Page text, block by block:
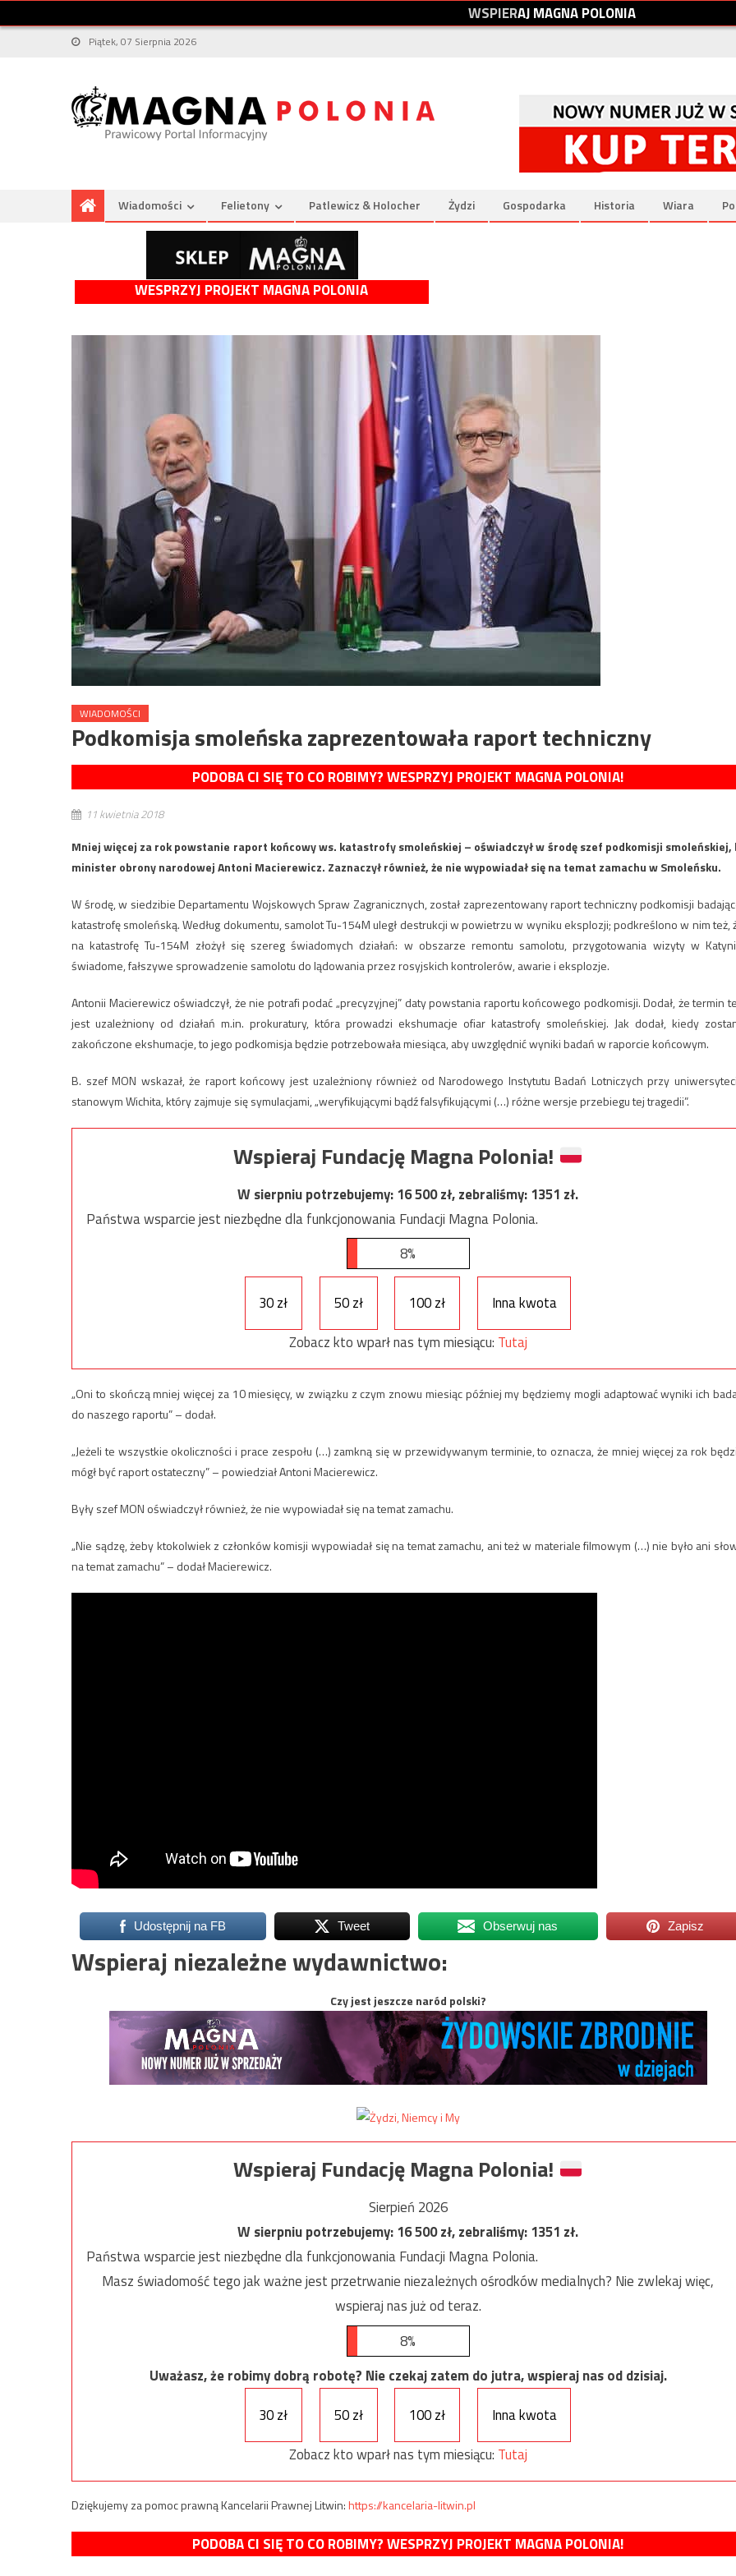
WSPIERAJMAGNAPOLONIA
Piątek, 07 Sierpnia 2026
Wiadomości Felietony Patlewicz & Holocher Żydzi Gospodarka Historia Wiara
WESPRZYJ PROJEKT MAGNA POLONIA
WIADOMOŚCI
Podkomisja smoleńska zaprezentowała raport techniczny
PODOBA CI SIĘ TO CO ROBIMY? WESPRZYJ PROJEKT MAGNA POLONIA!
11 kwietnia 2018
Mniej więcej za rok powstanie raport końcowy ws. katastrofy smoleńskiej – oświadczył w środę szef podkomisji smoleńskiej,
minister obrony narodowej Antoni Macierewicz. Zaznaczył również, że nie wypowiadał się na temat zamachu w Smoleńsku.
W środę, w siedzibie Departamentu Wojskowych Spraw Zagranicznych, został zaprezentowany raport techniczny podkomisji
katastrofę smoleńską. Według dokumentu, samolot Tu-154M uległ destrukcji w powietrzu w wyniku eksplozji; podkreślono w nim też,
na katastrofę Tu-154M złożył się szereg świadomych działań: w obszarze remontu samolotu, przygotowania wizyty w
świadome, fałszywe sprowadzenie samolotu do lądowania przez rosyjskich kontrolerów, awarie i eksplozje.
Antonii Macierewicz oświadczył, że nie potrafi podać „precyzyjnej” daty powstania raportu końcowego podkomisji. Dodał, że termin
jest uzależniony od działań m.in. prokuratury, która prowadzi ekshumacje ofiar katastrofy smoleńskiej. Jak dodał, kiedy
zakończone ekshumacje, to jego podkomisja będzie potrzebowała miesiąca, aby uwzględnić wyniki badań w raporcie końcowym.
B. szef MON wskazał, że raport końcowy jest uzależniony również od Narodowego Instytutu Badań Lotniczych przy
stanowym Wichita, który zajmuje się symulacjami, „weryfikującymi bądź falsyfikującymi (…) różne wersje przebiegu tej tragedii”.
Wspieraj Fundację Magna Polonia!
W sierpniu potrzebujemy:16 500zł, zebraliśmy:1351 zł.
Państwa wsparcie jest niezbędne dla funkcjonowania Fundacji Magna Polonia.
8%
30 zł 50 zł 100 zł
Inna kwota
Zobacz kto wparł nas tym miesiącu: Tutaj
„Oni to skończą mniej więcej za 10 miesięcy, w związku z czym znowu miesiąc później my będziemy mogli adaptować wyniki ich
do naszego raportu” – dodał.
„Jeżeli te wszystkie okoliczności i prace zespołu (…) zamkną się w przewidywanym terminie, to oznacza, że mniej więcej za rok
mógł być raport ostateczny” – powiedział Antoni Macierewicz.
Były szef MON oświadczył również, że nie wypowiadał się na temat zamachu.
„Nie sądzę, żeby ktokolwiek z członków komisji wypowiadał się na temat zamachu, ani też w materiale filmowym (…) nie było ani
na temat zamachu” – dodał Macierewicz.
Udostępnij na FB Tweet Obserwuj nas Zapisz
Wspieraj niezależne wydawnictwo:
Czy jest jeszcze naród polski?
Wspieraj Fundację Magna Polonia!
Sierpień 2026
W sierpniu potrzebujemy:16 500zł, zebraliśmy:1351 zł.
Państwa wsparcie jest niezbędne dla funkcjonowania Fundacji Magna Polonia.
Masz świadomość tego jak ważne jest przetrwanie niezależnych ośrodków medialnych? Nie zwlekaj więc,
wspieraj nas już od teraz.
8%
Uważasz, że robimy dobrą robotę? Nie czekaj zatem do jutra, wspieraj nas od dzisiaj.
30 zł
50 zł 100 zł
Inna kwota
Zobacz kto wparł nas tym miesiącu: Tutaj
Dziękujemy za pomoc prawną Kancelarii Prawnej Litwin:https://kancelaria-litwin.pl
PODOBA CI SIĘ TO CO ROBIMY? WESPRZYJ PROJEKT MAGNA POLONIA!